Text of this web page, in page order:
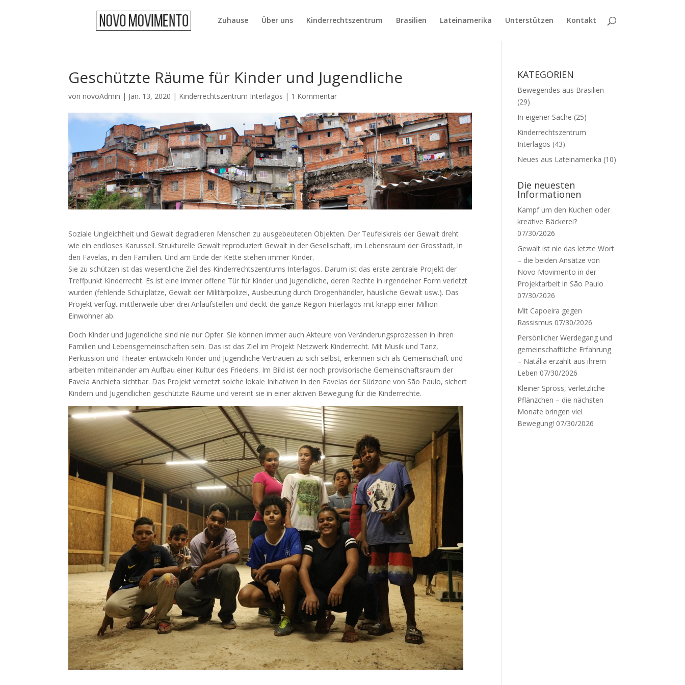
Zuhause Über uns Kinderrechtszentrum Brasilien Lateinamerika Unterstützen Kontakt
Geschützte Räume für Kinder und Jugendliche
vonnovoAdmin | Jan. 13, 2020 | Kinderrechtszentrum Interlagos | 1 Kommentar
Soziale Ungleichheit und Gewalt degradieren Menschen zu ausgebeuteten Objekten. Der Teufelskreis der Gewalt dreht
wie ein endloses Karussell. Strukturelle Gewalt reproduziert Gewalt in der Gesellschaft, im Lebensraum der Grosstadt, in
den Favelas, in den Familien. Und am Ende der Kette stehen immer Kinder.
Sie zu schützen ist das wesentliche Ziel des Kinderrechtszentrums Interlagos. Darum ist das erste zentrale Projekt der
Treffpunkt Kinderrecht. Es ist eine immer offene Tür für Kinder und Jugendliche, deren Rechte in irgendeiner Form verletzt
wurden (fehlende Schulplätze, Gewalt der Militärpolizei, Ausbeutung durch Drogenhändler, häusliche Gewalt usw.). Das
Projekt verfügt mittlerweile über drei Anlaufstellen und deckt die ganze Region Interlagos mit knapp einer Million
Einwohner ab.
Doch Kinder und Jugendliche sind nie nur Opfer. Sie können immer auch Akteure von Veränderungsprozessen in ihren
Familien und Lebensgemeinschaften sein. Das ist das Ziel im Projekt Netzwerk Kinderrecht. Mit Musik und Tanz,
Perkussion und Theater entwickeln Kinder und Jugendliche Vertrauen zu sich selbst, erkennen sich als Gemeinschaft und
arbeiten miteinander am Aufbau einer Kultur des Friedens. Im Bild ist der noch provisorische Gemeinschaftsraum der
Favela Anchieta sichtbar. Das Projekt vernetzt solche lokale Initiativen in den Favelas der Südzone von São Paulo, sichert
Kindern und Jugendlichen geschützte Räume und vereint sie in einer aktiven Bewegung für die Kinderrechte.
KATEGORIEN
Bewegendes aus Brasilien
(29)
In eigener Sache (25)
Kinderrechtszentrum
Interlagos (43)
Neues aus Lateinamerika (10)
Die neuesten
Informationen
Kampf um den Kuchen oder
kreative Bäckerei?
07/30/2026
Gewalt ist nie das letzte Wort
– die beiden Ansätze von
Novo Movimento in der
Projektarbeit in São Paulo
07/30/2026
Mit Capoeira gegen
Rassismus 07/30/2026
Persönlicher Werdegang und
gemeinschaftliche Erfahrung
– Natália erzählt aus ihrem
Leben 07/30/2026
Kleiner Spross, verletzliche
Pflänzchen – die nächsten
Monate bringen viel
Bewegung! 07/30/2026